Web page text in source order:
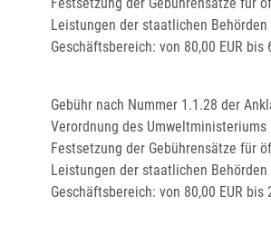
Leistungen der staatlichen Behörden
Geschäftsbereich: von 80,00 EUR bis
Gebühr nach Nummer 1.1.28 der
Verordnung des Umweltministeriums
Festsetzung der Gebührensätze für
Leistungen der staatlichen Behörden
Geschäftsbereich: von 80,00 EUR bis